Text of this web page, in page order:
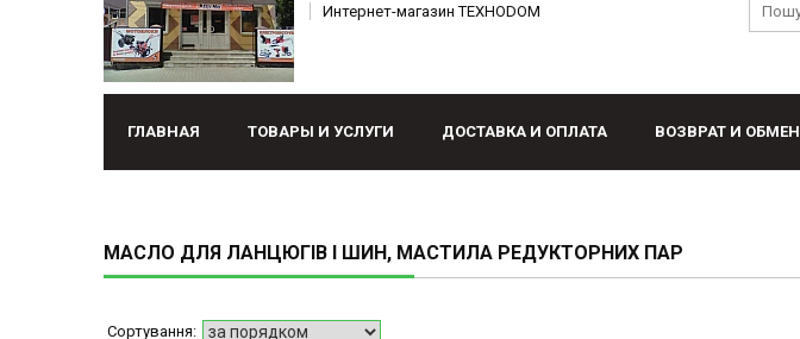
Интернет-магазин ТЕХНОDOM
ГЛАВНАЯ ТОВАРЫ И УСЛУГИ ДОСТАВКА И ОПЛАТА ВОЗВРАТ И ОБМЕН
МАСЛО ДЛЯ ЛАНЦЮГІВ І ШИН, МАСТИЛА РЕДУКТОРНИХ ПАР